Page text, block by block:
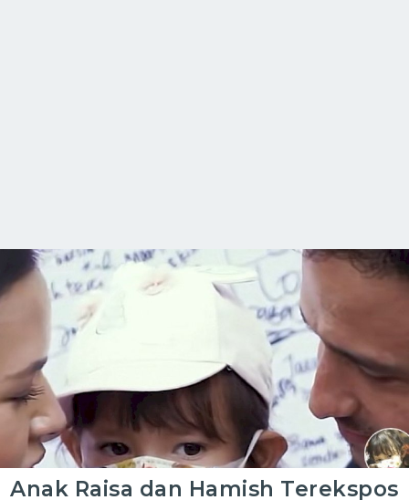
Anak Raisa dan Hamish Terekspos